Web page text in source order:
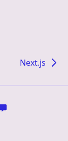
Next.js